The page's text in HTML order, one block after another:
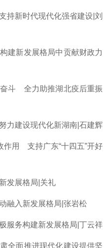
新时代现代化强省建设 |刘
新发展格局中贡献财政力
斗 全力助推湖北疫后重振
建设现代化新湖南|石建辉
作用 支持广东“十四五”开好
发展格局|关礼
融入新发展格局|张岩松
务构建新发展格局|丁云祥
全面推进现代化建设提供坚